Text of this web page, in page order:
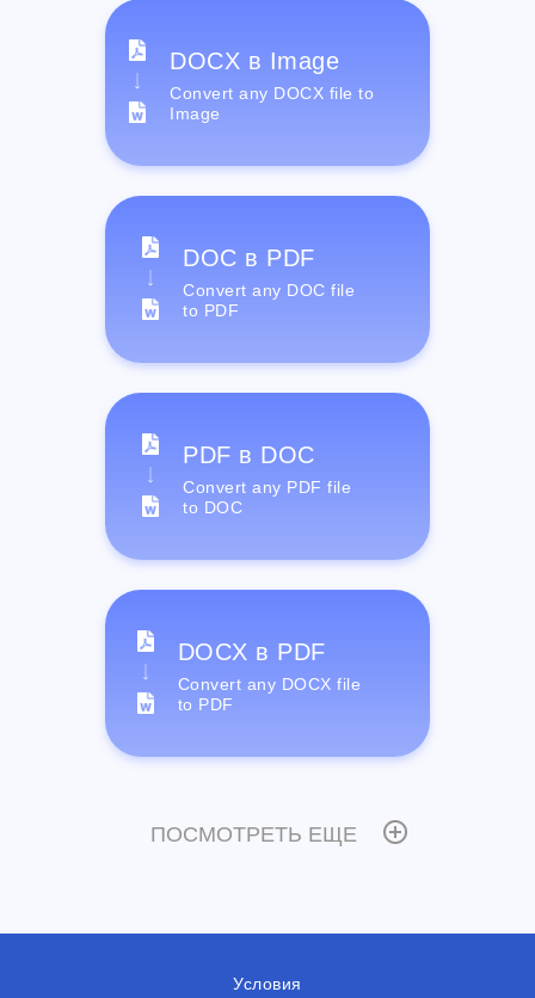
DOCX в Image
Convert any DOCX file to
Image
DOC в PDF
Convert any DOC file
to PDF
PDF в DOC
Convert any PDF file
to DOC
DOCX в PDF
Convert any DOCX file
to PDF
ПОСМОТРЕТЬ ЕЩЕ
Условия